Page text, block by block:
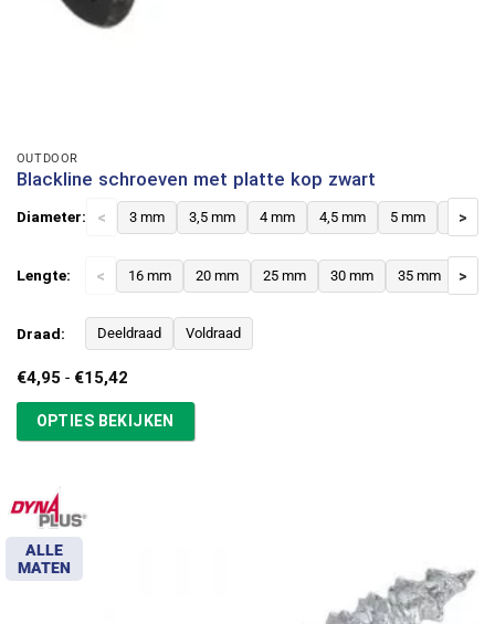
OUTDOOR
Blackline schroeven met platte kop zwart
Diameter: < 3 mm 3,5 mm 4 mm 4,5 mm 5 mm 6 mm
>
Lengte: < 16 mm 20 mm 25 mm 30 mm 35 mm 40
>
Draad: Deeldraad Voldraad
€4,95 - €15,42Prijsklasse:
tot
€15,42
OPTIES BEKIJKEN
ALLE
MATEN